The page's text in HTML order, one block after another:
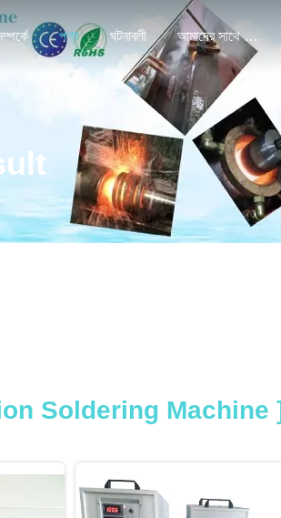
পণ্য ঘটনাবলী আমাদের সাথে যোগাযোগ করুন
Soldering Machine